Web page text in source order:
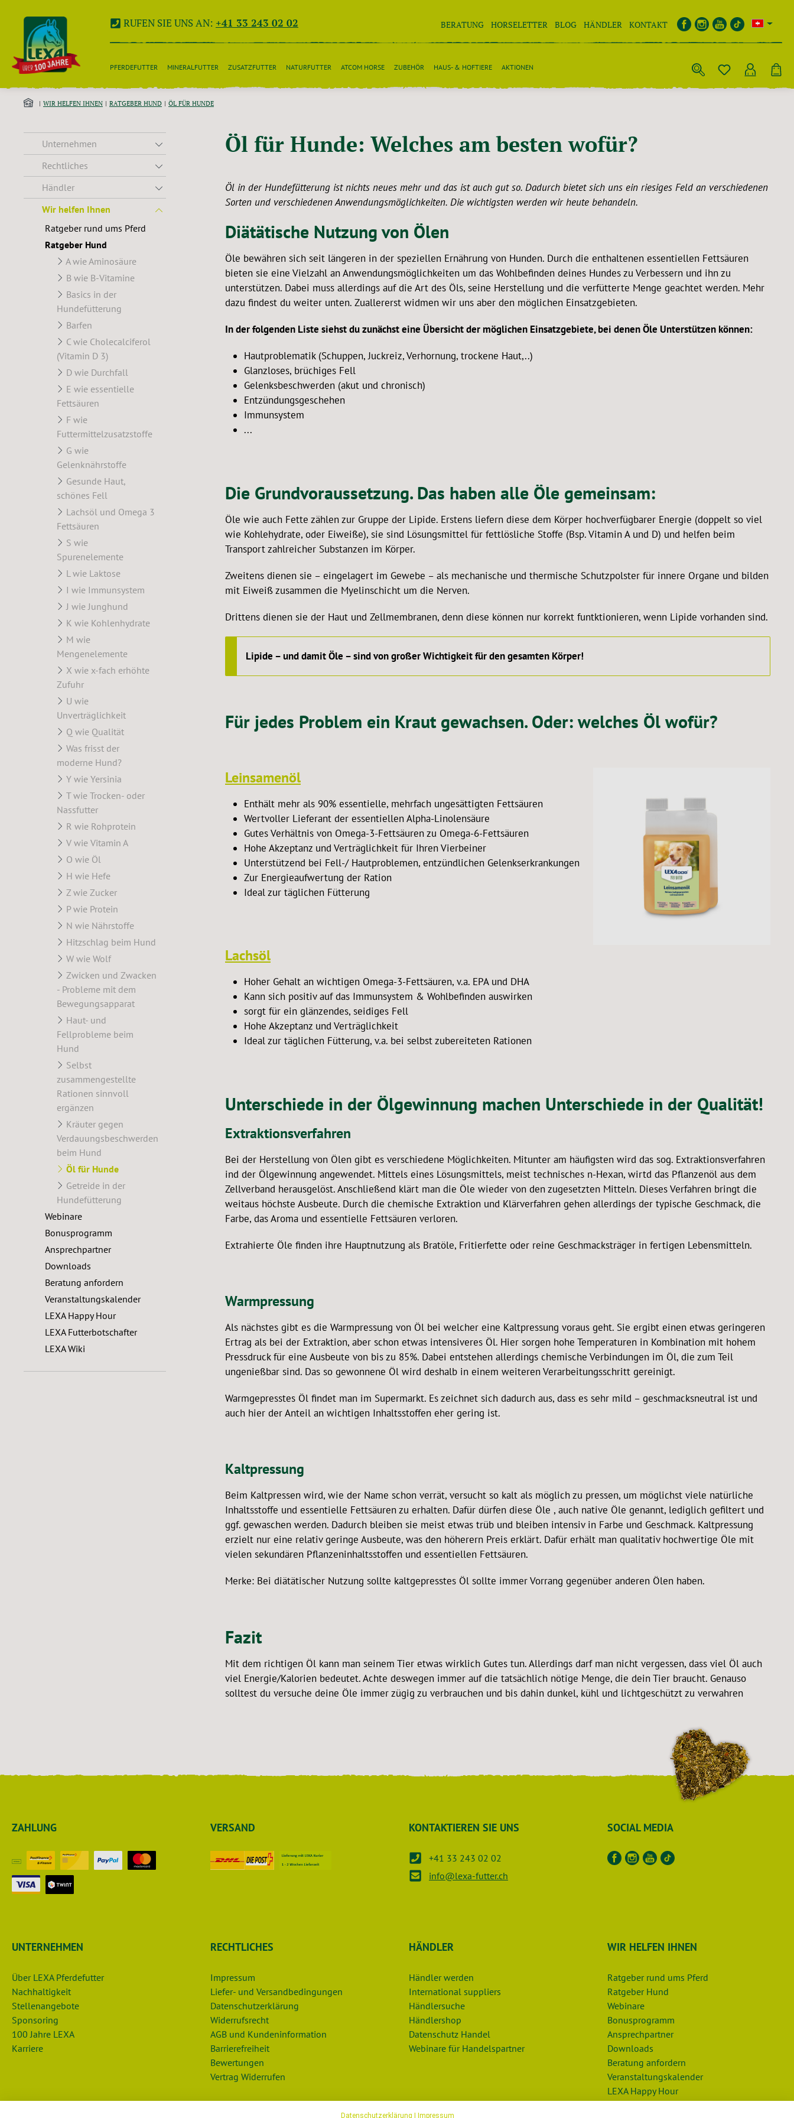
Hauptinhalt springen
Zur Suche springen
Zur Hauptnavigation springen
RUFEN SIE UNS AN: +41 33 243 02 02 BERATUNG HORSELETTER BLOG HÄNDLER KONTAKT
PFERDEFUTTER MINERALFUTTER ZUSATZFUTTER NATURFUTTER ATCOM HORSE ZUBEHÖR HAUS- & HOFTIERE AKTIONEN
WIR HELFEN IHNEN RATGEBER HUND ÖL FÜR HUNDE
Unternehmen
Rechtliches
Händler
Wir helfen Ihnen
Ratgeber rund ums Pferd
Ratgeber Hund
A wie Aminosäure
B wie B-Vitamine
Basics in der
Hundefütterung
Barfen
C wie Cholecalciferol
(Vitamin D 3)
D wie Durchfall
E wie essentielle
Fettsäuren
F wie
Futtermittelzusatzstoffe
G wie
Gelenknährstoffe
Gesunde Haut,
schönes Fell
Lachsöl und Omega 3
Fettsäuren
S wie
Spurenelemente
L wie Laktose
I wie Immunsystem
J wie Junghund
K wie Kohlenhydrate
M wie
Mengenelemente
X wie x-fach erhöhte
Zufuhr
U wie
Unverträglichkeit
Q wie Qualität
Was frisst der
moderne Hund?
Y wie Yersinia
T wie Trocken- oder
Nassfutter
R wie Rohprotein
V wie Vitamin A
O wie Öl
H wie Hefe
Z wie Zucker
P wie Protein
N wie Nährstoffe
Hitzschlag beim Hund
W wie Wolf
Zwicken und Zwacken
- Probleme mit dem
Bewegungsapparat
Haut- und
Fellprobleme beim
Hund
Selbst
zusammengestellte
Rationen sinnvoll
ergänzen
Kräuter gegen
Verdauungsbeschwerden
beim Hund
Öl für Hunde
Getreide in der
Hundefütterung
Webinare
Bonusprogramm
Ansprechpartner
Downloads
Beratung anfordern
Veranstaltungskalender
LEXA Happy Hour
LEXA Futterbotschafter
LEXA Wiki
Öl für Hunde: Welches am besten wofür?
Öl in der Hundefütterung ist nichts neues mehr und das ist auch gut so. Dadurch bietet sich uns ein riesiges Feld an verschiedenen
Sorten und verschiedenen Anwendungsmöglichkeiten. Die wichtigsten werden wir heute behandeln.
Diätätische Nutzung von Ölen
Öle bewähren sich seit längeren in der speziellen Ernährung von Hunden. Durch die enthaltenen essentiellen Fettsäuren
bieten sie eine Vielzahl an Anwendungsmöglichkeiten um das Wohlbefinden deines Hundes zu Verbessern und ihn zu
unterstützen. Dabei muss allerdings auf die Art des Öls, seine Herstellung und die verfütterte Menge geachtet werden. Mehr
dazu findest du weiter unten. Zuallererst widmen wir uns aber den möglichen Einsatzgebieten.
In der folgenden Liste siehst du zunächst eine Übersicht der möglichen Einsatzgebiete, bei denen Öle Unterstützen können:
Hautproblematik (Schuppen, Juckreiz, Verhornung, trockene Haut,..)
Glanzloses, brüchiges Fell
Gelenksbeschwerden (akut und chronisch)
Entzündungsgeschehen
Immunsystem
...
Die Grundvoraussetzung. Das haben alle Öle gemeinsam:
Öle wie auch Fette zählen zur Gruppe der Lipide. Erstens liefern diese dem Körper hochverfügbarer Energie (doppelt so viel
wie Kohlehydrate, oder Eiweiße), sie sind Lösungsmittel für fettlösliche Stoffe (Bsp. Vitamin A und D) und helfen beim
Transport zahlreicher Substanzen im Körper.
Zweitens dienen sie – eingelagert im Gewebe – als mechanische und thermische Schutzpolster für innere Organe und bilden
mit Eiweiß zusammen die Myelinschicht um die Nerven.
Drittens dienen sie der Haut und Zellmembranen, denn diese können nur korrekt funtktionieren, wenn Lipide vorhanden sind.
Lipide – und damit Öle – sind von großer Wichtigkeit für den gesamten Körper!
Für jedes Problem ein Kraut gewachsen. Oder: welches Öl wofür?
Leinsamenöl
Enthält mehr als 90% essentielle, mehrfach ungesättigten Fettsäuren
Wertvoller Lieferant der essentiellen Alpha-Linolensäure
Gutes Verhältnis von Omega-3-Fettsäuren zu Omega-6-Fettsäuren
Hohe Akzeptanz und Verträglichkeit für Ihren Vierbeiner
Unterstützend bei Fell-/ Hautproblemen, entzündlichen Gelenkserkrankungen
Zur Energieaufwertung der Ration
Ideal zur täglichen Fütterung
Lachsöl
Hoher Gehalt an wichtigen Omega-3-Fettsäuren, v.a. EPA und DHA
Kann sich positiv auf das Immunsystem & Wohlbefinden auswirken
sorgt für ein glänzendes, seidiges Fell
Hohe Akzeptanz und Verträglichkeit
Ideal zur täglichen Fütterung, v.a. bei selbst zubereiteten Rationen
Unterschiede in der Ölgewinnung machen Unterschiede in der Qualität!
Extraktionsverfahren
Bei der Herstellung von Ölen gibt es verschiedene Möglichkeiten. Mitunter am häufigsten wird das sog. Extraktionsverfahren
ind der Ölgewinnung angewendet. Mittels eines Lösungsmittels, meist technisches n-Hexan, wirtd das Pflanzenöl aus dem
Zellverband herausgelöst. Anschließend klärt man die Öle wieder von den zugesetzten Mitteln. Dieses Verfahren bringt die
weitaus höchste Ausbeute. Durch die chemische Extraktion und Klärverfahren gehen allerdings der typische Geschmack, die
Farbe, das Aroma und essentielle Fettsäuren verloren.
Extrahierte Öle finden ihre Hauptnutzung als Bratöle, Fritierfette oder reine Geschmacksträger in fertigen Lebensmitteln.
Warmpressung
Als nächstes gibt es die Warmpressung von Öl bei welcher eine Kaltpressung voraus geht. Sie ergibt einen etwas geringeren
Ertrag als bei der Extraktion, aber schon etwas intensiveres Öl. Hier sorgen hohe Temperaturen in Kombination mit hohem
Pressdruck für eine Ausbeute von bis zu 85%. Dabei entstehen allerdings chemische Verbindungen im Öl, die zum Teil
ungenießbar sind. Das so gewonnene Öl wird deshalb in einem weiteren Verarbeitungsschritt gereinigt.
Warmgepresstes Öl findet man im Supermarkt. Es zeichnet sich dadurch aus, dass es sehr mild – geschmacksneutral ist und
auch hier der Anteil an wichtigen Inhaltsstoffen eher gering ist.
Kaltpressung
Beim Kaltpressen wird, wie der Name schon verrät, versucht so kalt als möglich zu pressen, um möglichst viele natürliche
Inhaltsstoffe und essentielle Fettsäuren zu erhalten. Dafür dürfen diese Öle , auch native Öle genannt, lediglich gefiltert und
ggf. gewaschen werden. Dadurch bleiben sie meist etwas trüb und bleiben intensiv in Farbe und Geschmack. Kaltpressung
erzielt nur eine relativ geringe Ausbeute, was den höherern Preis erklärt. Dafür erhält man qualitativ hochwertige Öle mit
vielen sekundären Pflanzeninhaltsstoffen und essentiellen Fettsäuren.
Merke: Bei diätätischer Nutzung sollte kaltgepresstes Öl sollte immer Vorrang gegenüber anderen Ölen haben.
Fazit
Mit dem richtigen Öl kann man seinem Tier etwas wirklich Gutes tun. Allerdings darf man nicht vergessen, dass viel Öl auch
viel Energie/Kalorien bedeutet. Achte deswegen immer auf die tatsächlich nötige Menge, die dein Tier braucht. Genauso
solltest du versuche deine Öle immer zügig zu verbrauchen und bis dahin dunkel, kühl und lichtgeschützt zu verwahren
ZAHLUNG VERSAND KONTAKTIEREN SIE UNS
+41 33 243 02 02
info@lexa-futter.ch
SOCIAL MEDIA
UNTERNEHMEN
Über LEXA Pferdefutter
Nachhaltigkeit
Stellenangebote
Sponsoring
100 Jahre LEXA
Karriere
RECHTLICHES
Impressum
Liefer- und Versandbedingungen
Datenschutzerklärung
Widerrufsrecht
AGB und Kundeninformation
Barrierefreiheit
Bewertungen
Vertrag Widerrufen
HÄNDLER
Händler werden
International suppliers
Händlersuche
Händlershop
Datenschutz Handel
Webinare für Handelspartner
WIR HELFEN IHNEN
Ratgeber rund ums Pferd
Ratgeber Hund
Webinare
Bonusprogramm
Ansprechpartner
Downloads
Beratung anfordern
Veranstaltungskalender
LEXA Happy Hour
Datenschutzerklärung Impressum